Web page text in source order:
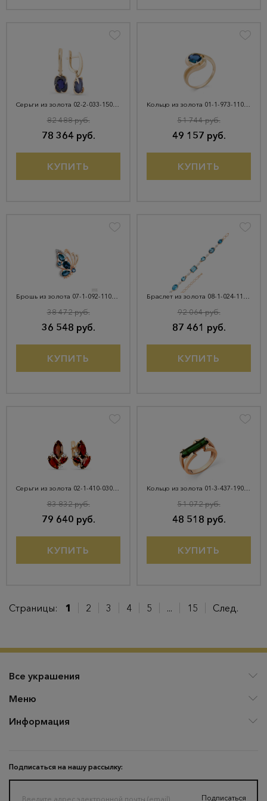
Серьги из золота 02-2-033-1500-010
78 364 руб.
82 488 руб.
КУПИТЬ
Кольцо из золота 01-1-973-1100-010
49 157 руб.
51 744 руб.
КУПИТЬ
Брошь из золота 07-1-092-1101-011
36 548 руб.
38 472 руб.
КУПИТЬ
Браслет из золота 08-1-024-1101-011
87 461 руб.
92 064 руб.
КУПИТЬ
Серьги из золота 02-1-410-0301-011
79 640 руб.
83 832 руб.
КУПИТЬ
Кольцо из золота 01-3-437-1900-010
48 518 руб.
51 072 руб.
КУПИТЬ
Страницы: 1 2 3 4 5 ... 15 След.
Подписаться на нашу рассылку:
Подписаться
Все украшения
Меню
Информация